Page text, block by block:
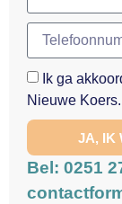
Ik ga
Nieuwe Koers.
JA, IK
Bel: 0251